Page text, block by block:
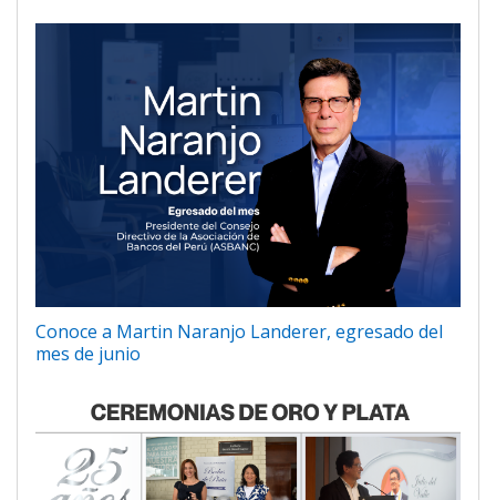
Conoce a Martin Naranjo Landerer, egresado del
mes de junio